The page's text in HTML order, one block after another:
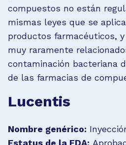
compuestos no están
mismas leyes que se
productos farmacéuticos,
muy raramente
contaminación bacteriana
de las farmacias de
Lucentis
Nombre genérico:
Estatus de la FDA: